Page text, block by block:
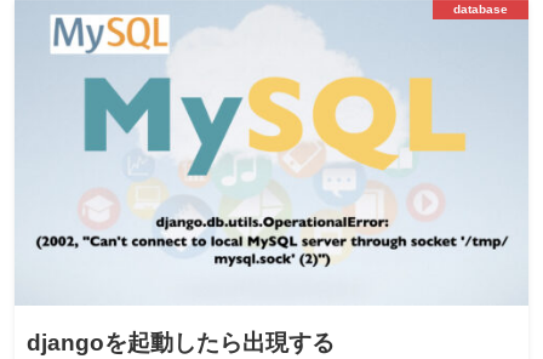
database
djangoを起動したら出現する